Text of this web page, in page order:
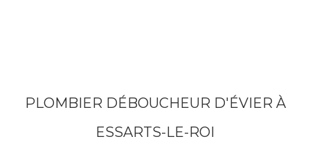
PLOMBIER DÉBOUCHEUR D'ÉVIER À
ESSARTS-LE-ROI